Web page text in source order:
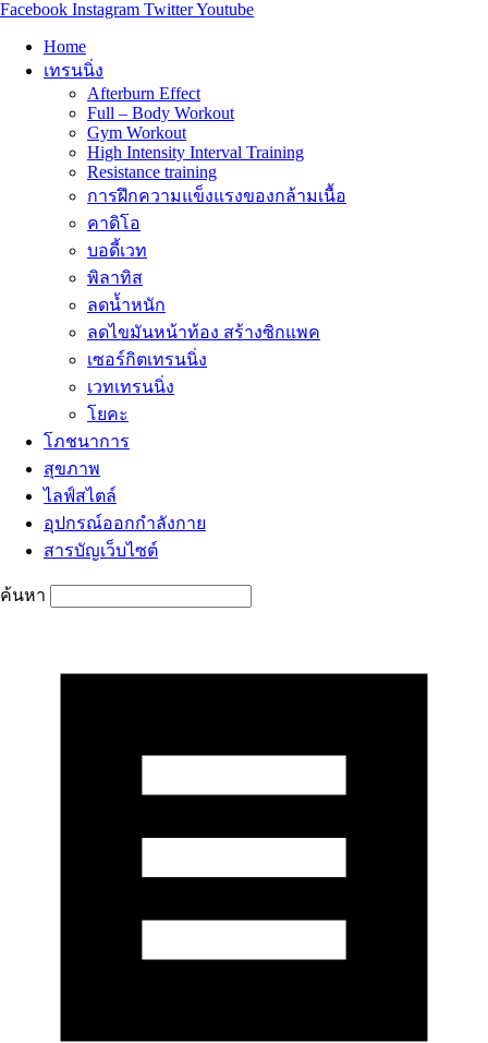
Facebook Instagram TwitterYoutube
Home
เทรนนิ่ง
Afterburn Effect
Full – Body Workout
Gym Workout
High Intensity Interval Training
Resistance training
การฝึกความแข็งแรงของกล้ามเนื้อ
คาดิโอ
บอดี้เวท
พิลาทิส
ลดน้ำหนัก
ลดไขมันหน้าท้อง สร้างซิกแพค
เซอร์กิตเทรนนิ่ง
เวทเทรนนิ่ง
โยคะ
โภชนาการ
สุขภาพ
ไลฟ์สไตล์
อุปกรณ์ออกกำลังกาย
สารบัญเว็บไซต์
ค้นหา